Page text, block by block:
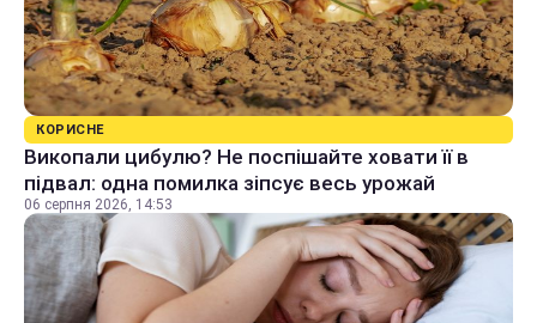
КОРИСНЕ
Викопали цибулю? Не поспішайте ховати її в
підвал: одна помилка зіпсує весь урожай
06 серпня 2026, 14:53